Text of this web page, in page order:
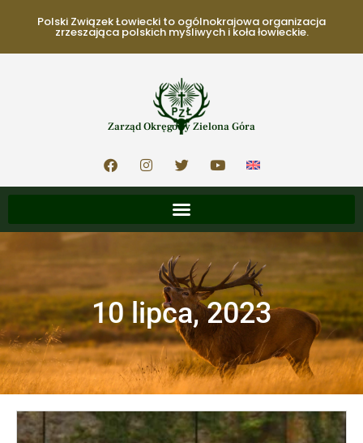
Polski Związek Łowiecki to ogólnokrajowa organizacja
zrzeszająca polskich myśliwych i koła łowieckie.
Zarząd Okręgowy Zielona Góra
10 lipca, 2023